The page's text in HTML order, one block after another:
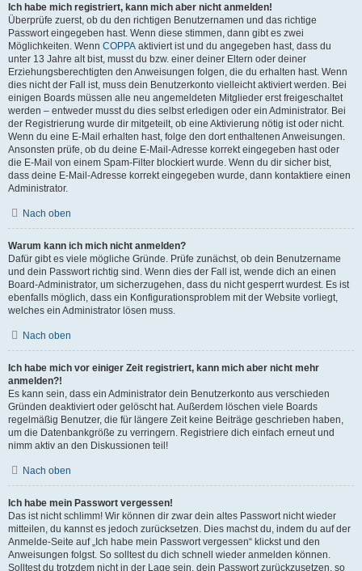
Ich habe mich registriert, kann mich aber nicht anmelden!
Überprüfe zuerst, ob du den richtigen Benutzernamen und das richtige
Passwort eingegeben hast. Wenn diese stimmen, dann gibt es zwei
Möglichkeiten. Wenn COPPA aktiviert ist und du angegeben hast, dass du
unter 13 Jahre alt bist, musst du bzw. einer deiner Eltern oder deiner
Erziehungsberechtigten den Anweisungen folgen, die du erhalten hast. Wenn
dies nicht der Fall ist, muss dein Benutzerkonto vielleicht aktiviert werden. Bei
einigen Boards müssen alle neu angemeldeten Mitglieder erst freigeschaltet
werden – entweder musst du dies selbst erledigen oder ein Administrator. Bei
der Registrierung wurde dir mitgeteilt, ob eine Aktivierung nötig ist oder nicht.
Wenn du eine E-Mail erhalten hast, folge den dort enthaltenen Anweisungen.
Ansonsten prüfe, ob du deine E-Mail-Adresse korrekt eingegeben hast oder
die E-Mail von einem Spam-Filter blockiert wurde. Wenn du dir sicher bist,
dass deine E-Mail-Adresse korrekt eingegeben wurde, dann kontaktiere einen
Administrator.
Nach oben
Warum kann ich mich nicht anmelden?
Dafür gibt es viele mögliche Gründe. Prüfe zunächst, ob dein Benutzername
und dein Passwort richtig sind. Wenn dies der Fall ist, wende dich an einen
Board-Administrator, um sicherzugehen, dass du nicht gesperrt wurdest. Es ist
ebenfalls möglich, dass ein Konfigurationsproblem mit der Website vorliegt,
welches ein Administrator lösen muss.
Nach oben
Ich habe mich vor einiger Zeit registriert, kann mich aber nicht mehr
anmelden?!
Es kann sein, dass ein Administrator dein Benutzerkonto aus verschieden
Gründen deaktiviert oder gelöscht hat. Außerdem löschen viele Boards
regelmäßig Benutzer, die für längere Zeit keine Beiträge geschrieben haben,
um die Datenbankgröße zu verringern. Registriere dich einfach erneut und
nimm aktiv an den Diskussionen teil!
Nach oben
Ich habe mein Passwort vergessen!
Das ist nicht schlimm! Wir können dir zwar dein altes Passwort nicht wieder
mitteilen, du kannst es jedoch zurücksetzen. Dies machst du, indem du auf der
Anmelde-Seite auf „Ich habe mein Passwort vergessen“ klickst und den
Anweisungen folgst. So solltest du dich schnell wieder anmelden können.
Solltest du trotzdem nicht in der Lage sein, dein Passwort zurückzusetzen, so